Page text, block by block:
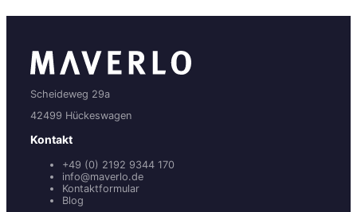
Scheideweg 29a
42499 Hückeswagen
Kontakt
+49 (0) 2192 9344 170
info@maverlo.de
Kontaktformular
Blog